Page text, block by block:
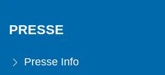
PRESSE
Presse Info